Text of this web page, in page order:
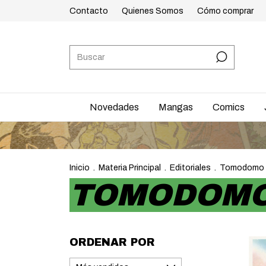
Contacto Quienes Somos Cómo comprar
Novedades Mangas Comics
Inicio . Materia Principal . Editoriales . Tomodomo
ORDENAR POR